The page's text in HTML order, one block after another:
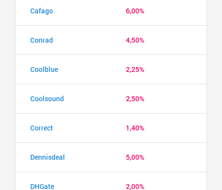
Cafago 6,00%
Conrad 4,50%
Coolblue 2,25%
Coolsound 2,50%
Correct 1,40%
Dennisdeal 5,00%
DHGate 2,00%